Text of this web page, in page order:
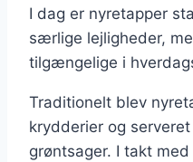
I dag er nyretapper
særlige lejligheder,
tilgængelige i
Traditionelt blev
krydderier og
grøntsager. I takt